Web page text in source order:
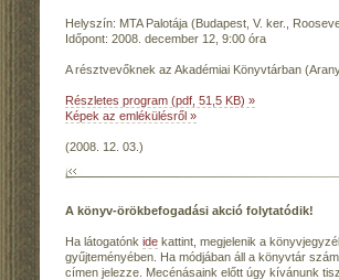
Helyszín: MTA Palotája (Budapest, V. ker.,
Időpont: 2008. december 12, 9:00 óra
A résztvevőknek az Akadémiai Könyvtárban
Részletes program (pdf, 51,5 KB) »
Képek az emlékülésről »
(2008. 12. 03.)
A könyv-örökbefogadási akció folytatódik!
Ha látogatónk ide kattint, megjelenik a
gyűjteményében. Ha módjában áll a könyvtár
címen jelezze. Mecénásaink előtt úgy kívánunk